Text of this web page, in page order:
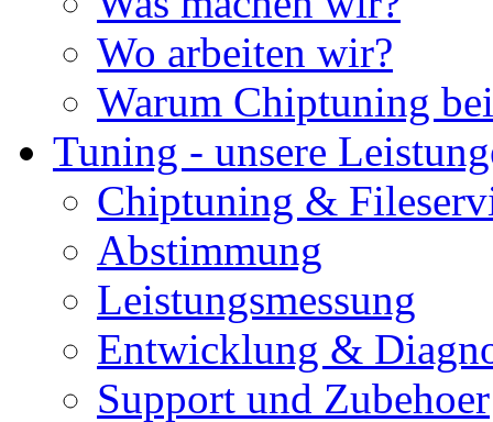
Wo arbeiten wir?
Warum Chiptuning
Tuning - unsere
Chiptuning &
Abstimmung
Leistungsmessung
Entwicklung &
Support und Zubehoer